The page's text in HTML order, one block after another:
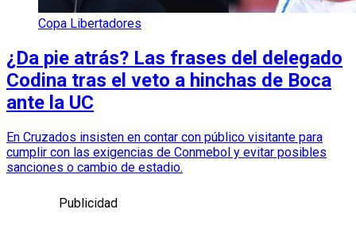
Copa Libertadores
¿Da pie atrás? Las frases del delegado
Codina tras el veto a hinchas de Boca
ante la UC
En Cruzados insisten en contar con público visitante para
cumplir con las exigencias de Conmebol y evitar posibles
sanciones o cambio de estadio.
Publicidad